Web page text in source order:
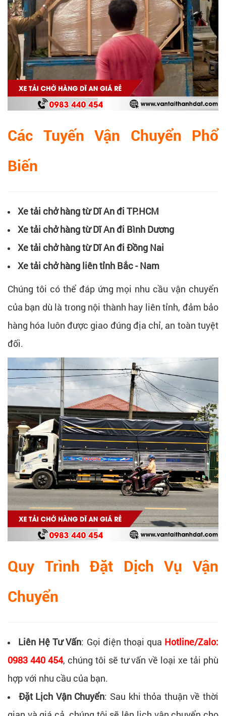
Các Tuyến Vận Chuyển Phổ
Biến
Xe tải chở hàng từ Dĩ An đi TP.HCM
Xe tải chở hàng từ Dĩ An đi Bình Dương
Xe tải chở hàng từ Dĩ An đi Đồng Nai
Xe tải chở hàng liên tỉnh Bắc - Nam
Chúng tôi có thể đáp ứng mọi nhu cầu vận chuyển
của bạn dù là trong nội thành hay liên tỉnh, đảm bảo
hàng hóa luôn được giao đúng địa chỉ, an toàn tuyệt
đối.
Quy Trình Đặt Dịch Vụ Vận
Chuyển
Liên Hệ Tư Vấn: Gọi điện thoại qua Hotline/Zalo:
0983 440 454, chúng tôi sẽ tư vấn về loại xe tải phù
hợp với nhu cầu của bạn.
Đặt Lịch Vận Chuyển: Sau khi thỏa thuận về thời